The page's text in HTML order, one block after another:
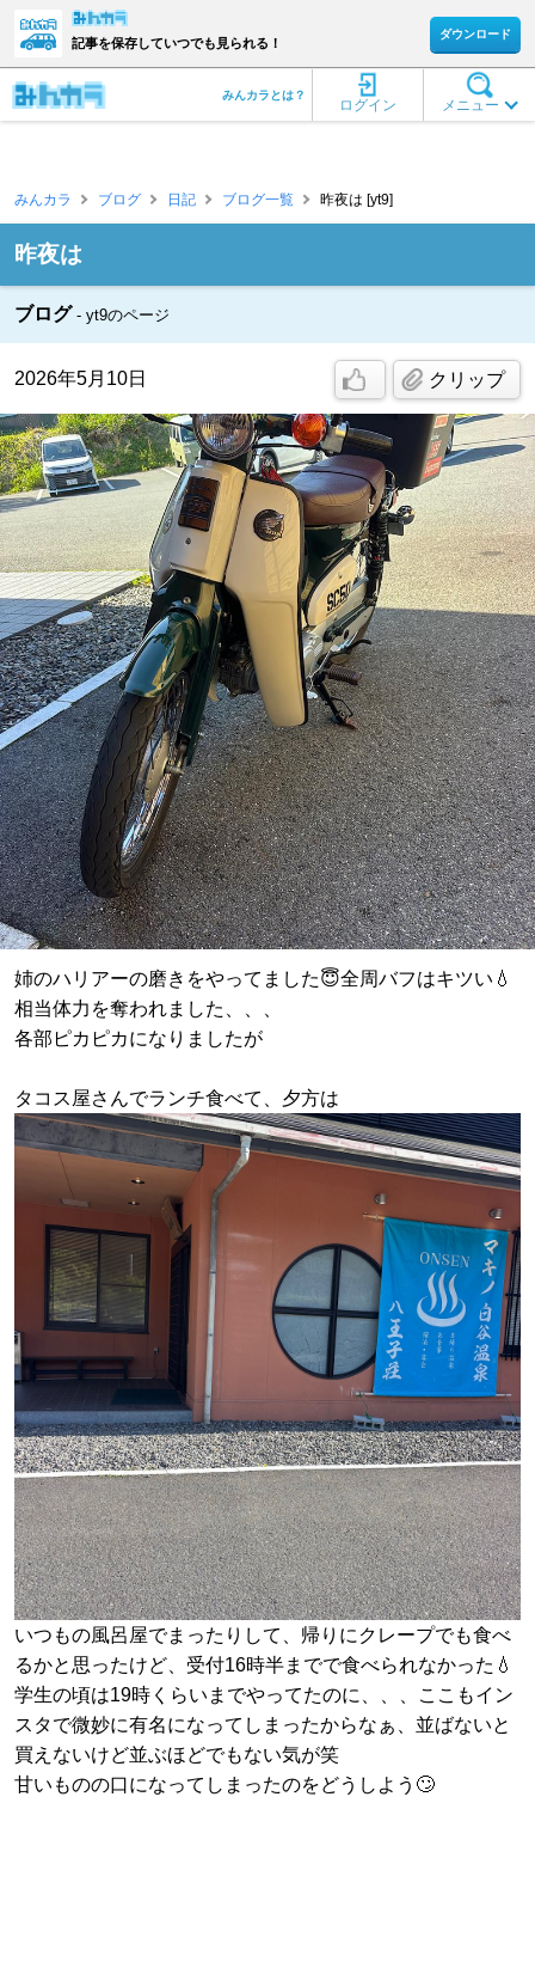
記事を保存していつでも見られる！
ダウンロード
メニュー
ログイン
みんカラとは？
みんカラ ブログ 日記 ブログ一覧 昨夜は [yt9]
昨夜は
ブログ yt9のページ
2026年5月10日 クリップ
姉のハリアーの磨きをやってました😇全周バフはキツい💧
相当体力を奪われました、、、
各部ピカピカになりましたが
タコス屋さんでランチ食べて、夕方は
いつもの風呂屋でまったりして、帰りにクレープでも食べ
るかと思ったけど、受付16時半までで食べられなかった💧
学生の頃は19時くらいまでやってたのに、、、ここもイン
スタで微妙に有名になってしまったからなぁ、並ばないと
買えないけど並ぶほどでもない気が笑
甘いものの口になってしまったのをどうしよう🙄